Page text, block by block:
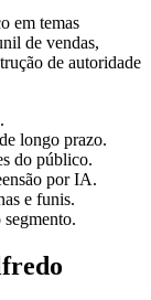
em temas
de vendas,
de autoridade
longo prazo.
do público.
por IA.
e funis.